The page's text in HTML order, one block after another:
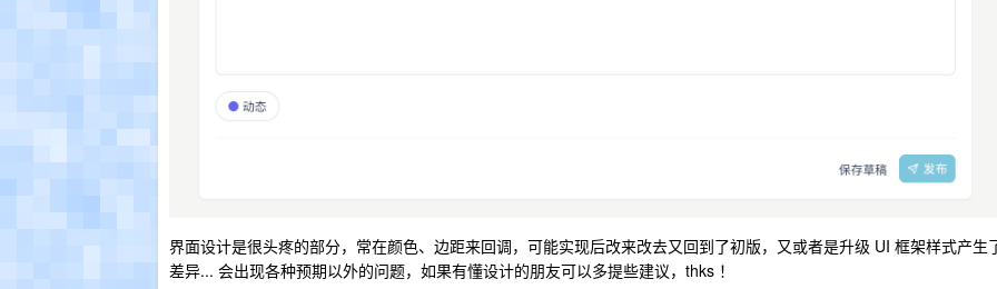
界面设计是很头疼的部分，常在颜色、边距来回调，可能实现后改来改去又回到了初版，又或者是升级 UI 框架样式产生
差异... 会出现各种预期以外的问题，如果有懂设计的朋友可以多提些建议，thks ！